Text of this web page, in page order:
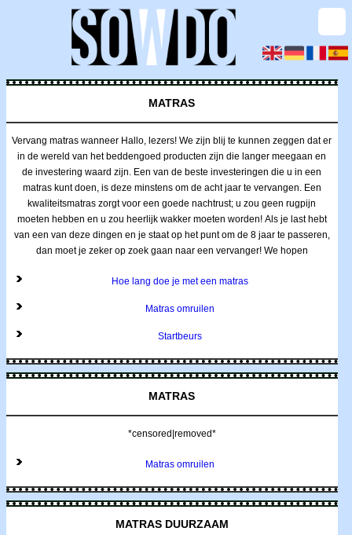
MATRAS
Vervang matras wanneer Hallo, lezers! We zijn blij te kunnen zeggen dat er
in de wereld van het beddengoed producten zijn die langer meegaan en
de investering waard zijn. Een van de beste investeringen die u in een
matras kunt doen, is deze minstens om de acht jaar te vervangen. Een
kwaliteitsmatras zorgt voor een goede nachtrust; u zou geen rugpijn
moeten hebben en u zou heerlijk wakker moeten worden! Als je last hebt
van een van deze dingen en je staat op het punt om de 8 jaar te passeren,
dan moet je zeker op zoek gaan naar een vervanger! We hopen
Hoe lang doe je met een matras
Matras omruilen
Startbeurs
MATRAS
*censored|removed*
Matras omruilen
MATRAS DUURZAAM